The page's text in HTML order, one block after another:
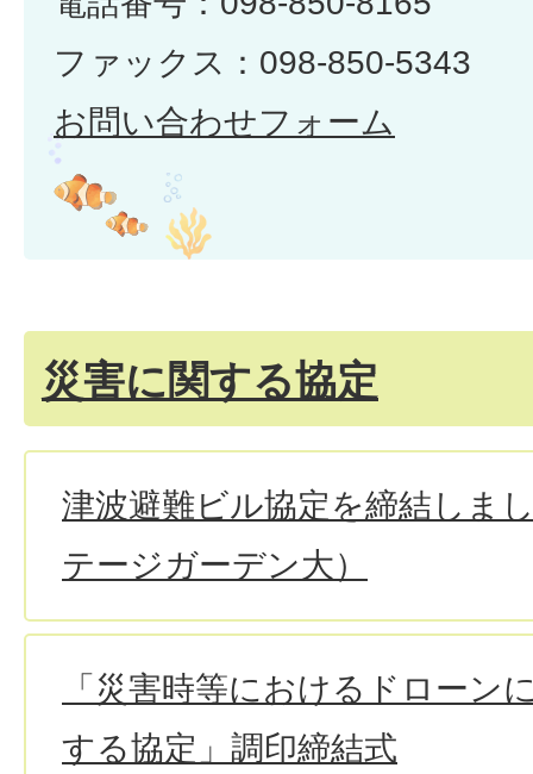
ファックス：098-850-5343
お問い合わせフォーム
災害に関する協定
津波避難ビル協定を締結しま
テージガーデン大）
「災害時等におけるドローン
する協定」調印締結式